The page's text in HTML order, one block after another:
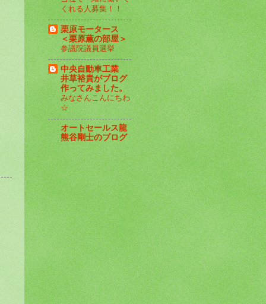
くれる人募集！！
栗原モータース
＜栗原薫の部屋＞
参議院議員選挙
中央自動車工業
井草裕貴がブログ
作ってみました。
みなさんこんにちわ
☆
オートセールス龍
熊谷剛士のブログ